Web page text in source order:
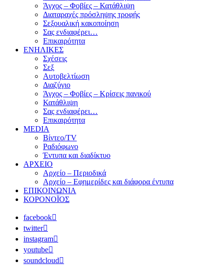
Άγχος – Φοβίες – Κατάθλιψη
Διαταραχές πρόσληψης τροφής
Σεξουαλική κακοποίηση
Σας ενδιαφέρει…
Επικαιρότητα
ΕΝΗΛΙΚΕΣ
Σχέσεις
Σεξ
Αυτοβελτίωση
Διαζύγιο
Άγχος – Φοβίες – Κρίσεις πανικού
Κατάθλιψη
Σας ενδιαφέρει…
Επικαιρότητα
MEDIA
Βίντεο/TV
Ραδιόφωνο
Έντυπα και διαδίκτυο
ΑΡΧΕΙΟ
Αρχείο – Περιοδικά
Αρχείο – Εφημερίδες και διάφορα έντυπα
ΕΠΙΚΟΙΝΩΝΙΑ
ΚΟΡΟΝΟΪΟΣ
facebook
twitter
instagram
youtube
soundcloud